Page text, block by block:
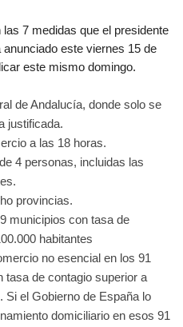
7 medidas que el presidente
este viernes 15 de
este mismo domingo.
de Andalucía, donde solo se
justificada.
a las 18 horas.
4 personas, incluidas las
provincias.
municipios con tasa de
habitantes
no esencial en los 91
tasa de contagio superior a
Si el Gobierno de España lo
domiciliario en esos 91